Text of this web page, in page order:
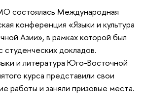
состоялась Международная
конференция «Языки и культура
Азии», в рамках которой был
студенческих докладов.
и литература Юго-Восточной
курса представили свои
работы и заняли призовые места.